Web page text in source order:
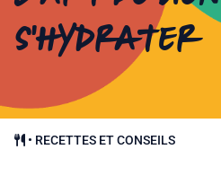
s’hydrater
• RECETTES ET CONSEILS